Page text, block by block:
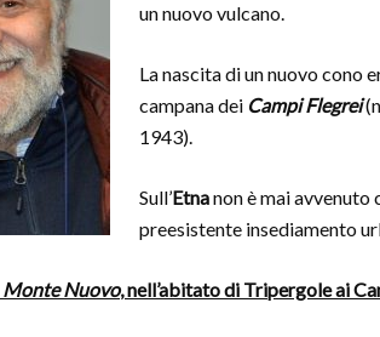
un nuovo vulcano.
La nascita di un nuovo cono
campana dei Campi Flegrei
1943).
Sull’Etnanon è mai avvenuto
preesistente insediamento
Monte Nuovo, nell’abitato di Tripergole ai